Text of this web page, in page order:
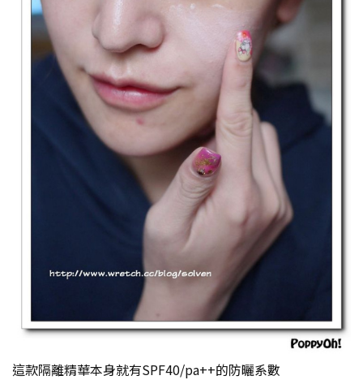
這款隔離精華本身就有SPF40/pa++的防曬系數